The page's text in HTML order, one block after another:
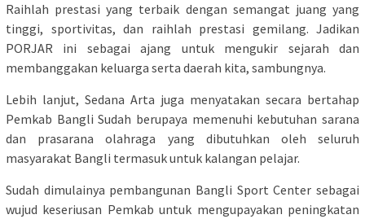
Raihlah prestasi yang terbaik dengan semangat juang yang
tinggi, sportivitas, dan raihlah prestasi gemilang. Jadikan
PORJAR ini sebagai ajang untuk mengukir sejarah dan
membanggakan keluarga serta daerah kita, sambungnya.
Lebih lanjut, Sedana Arta juga menyatakan secara bertahap
Pemkab Bangli Sudah berupaya memenuhi kebutuhan sarana
dan prasarana olahraga yang dibutuhkan oleh seluruh
masyarakat Bangli termasuk untuk kalangan pelajar.
Sudah dimulainya pembangunan Bangli Sport Center sebagai
wujud keseriusan Pemkab untuk mengupayakan peningkatan